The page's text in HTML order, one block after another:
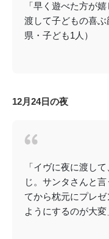
「早く遊べた方が
渡して子どもの喜
県・子ども1人）
12月24日の夜
「イヴに夜に渡し
じ。サンタさんと
てから枕元にプレ
ようにするのが大変